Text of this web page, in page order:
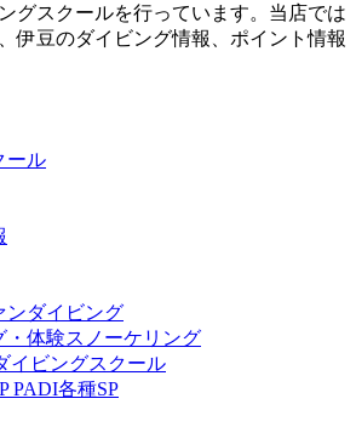
グスクールを行っています。当店では
伊豆のダイビング情報、ポイント情報
ール
ンダイビング
・体験スノーケリング
イビングスクール
PADI各種SP